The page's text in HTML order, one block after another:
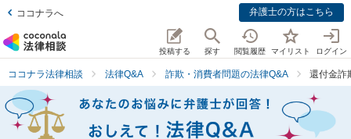
ココナラへ 弁護士の方はこちら
投稿する 探す 閲覧履歴 マイリスト ログイン
ココナラ法律相談 法律Q&A 詐欺・消費者問題の法律Q&A 還付金詐